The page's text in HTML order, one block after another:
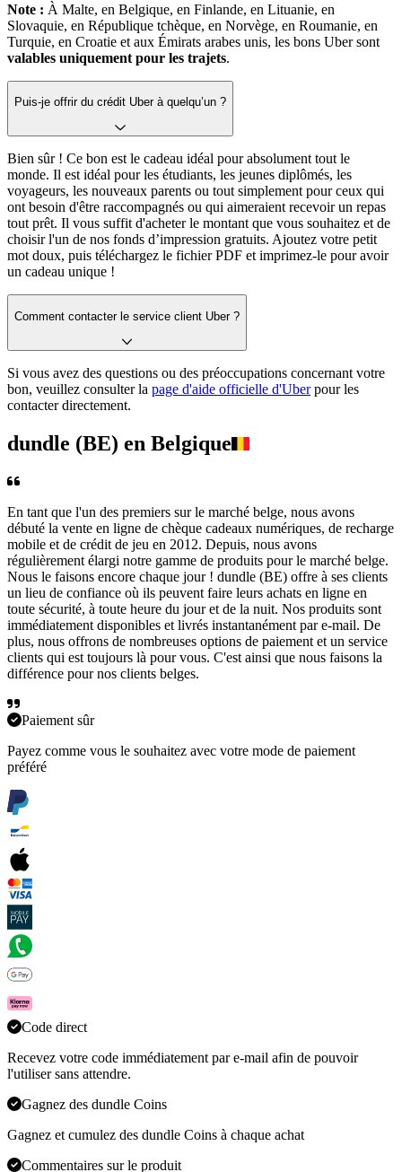
Note : À Malte, en Belgique, en Finlande, en Lituanie, en
Slovaquie, en République tchèque, en Norvège, en Roumanie, en
Turquie, en Croatie et aux Émirats arabes unis, les bons Uber sont
valables uniquement pour les trajets.
Puis-je offrir du crédit Uber à quelqu’un ?
Bien sûr ! Ce bon est le cadeau idéal pour absolument tout le
monde. Il est idéal pour les étudiants, les jeunes diplômés, les
voyageurs, les nouveaux parents ou tout simplement pour ceux qui
ont besoin d'être raccompagnés ou qui aimeraient recevoir un repas
tout prêt. Il vous suffit d'acheter le montant que vous souhaitez et de
choisir l'un de nos fonds d’impression gratuits. Ajoutez votre petit
mot doux, puis téléchargez le fichier PDF et imprimez-le pour avoir
un cadeau unique !
Comment contacter le service client Uber ?
Si vous avez des questions ou des préoccupations concernant votre
bon, veuillez consulter la page d'aide officielle d'Uberpour les
contacter directement.
dundle (BE) en Belgique
En tant que l'un des premiers sur le marché belge, nous avons
débuté la vente en ligne de chèque cadeaux numériques, de recharge
mobile et de crédit de jeu en 2012. Depuis, nous avons
régulièrement élargi notre gamme de produits pour le marché belge.
Nous le faisons encore chaque jour ! dundle (BE) offre à ses clients
un lieu de confiance où ils peuvent faire leurs achats en ligne en
toute sécurité, à toute heure du jour et de la nuit. Nos produits sont
immédiatement disponibles et livrés instantanément par e-mail. De
plus, nous offrons de nombreuses options de paiement et un service
clients qui est toujours là pour vous. C'est ainsi que nous faisons la
différence pour nos clients belges.
Paiement sûr
Payez comme vous le souhaitez avec votre mode de paiement
préféré
Code direct
Recevez votre code immédiatement par e-mail afin de pouvoir
l'utiliser sans attendre.
Gagnez des dundle Coins
Gagnez et cumulez des dundle Coins à chaque achat
Commentaires sur le produit